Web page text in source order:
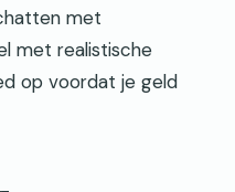
met
met realistische
op voordat je geld